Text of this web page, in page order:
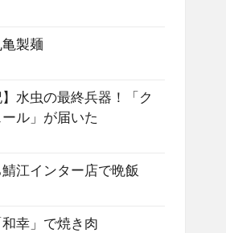
製麺
】水虫の最終兵器！「ク
ル」が届いた
江インター店で晩飯
幸」で焼き肉